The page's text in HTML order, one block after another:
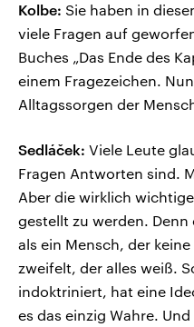
Kolbe: Sie haben in
viele Fragen auf
Buches „Das Ende des
einem Fragezeichen.
Alltagssorgen der
Sedláček: Viele Leute
Fragen Antworten sind.
Aber die wirklich
gestellt zu werden.
als ein Mensch, der
zweifelt, der alles weiß.
indoktriniert, hat eine
es das einzig Wahre.